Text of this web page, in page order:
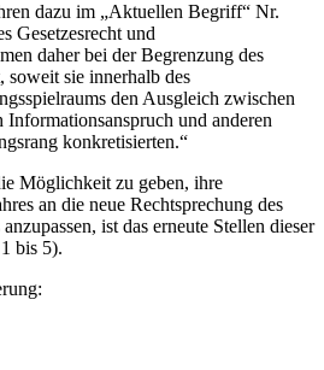
dazu im „Aktuellen Begriff“ Nr.
Gesetzesrecht und
daher bei der Begrenzung des
soweit sie innerhalb des
den Ausgleich zwischen
Informationsanspruch und anderen
konkretisierten.“
Möglichkeit zu geben, ihre
an die neue Rechtsprechung des
ist das erneute Stellen dieser
bis 5).